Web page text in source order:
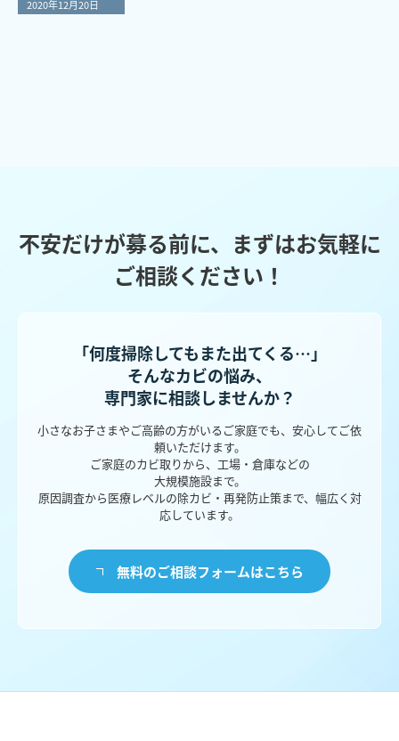
2020年12月20日
不安だけが募る前に、まずはお気軽に
ご相談ください！
「何度掃除してもまた出てくる…」
そんなカビの悩み、
専門家に相談しませんか？
小さなお子さまやご高齢の方がいるご家庭でも、安心してご依
頼いただけます。
ご家庭のカビ取りから、工場・倉庫などの
大規模施設まで。
原因調査から医療レベルの除カビ・再発防止策まで、幅広く対
応しています。
無料のご相談フォームはこちら